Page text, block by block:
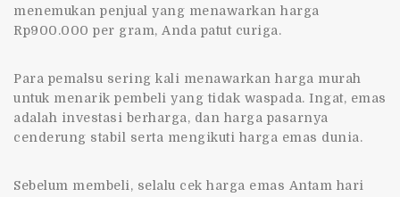
menemukan penjual yang menawarkan harga
Rp900.000 per gram, Anda patut curiga.
Para pemalsu sering kali menawarkan harga murah
untuk menarik pembeli yang tidak waspada. Ingat, emas
adalah investasi berharga, dan harga pasarnya
cenderung stabil serta mengikuti harga emas dunia.
Sebelum membeli, selalu cek harga emas Antam hari